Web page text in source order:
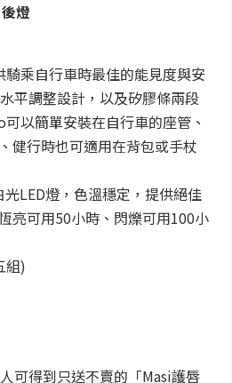
燈
乘自行車時最佳的能見度與安
平調整設計，以及矽膠條兩段
以簡單安裝在自行車的座管、
健行時也可適用在背包或手杖
LED燈，色溫穩定，提供絕佳
亮可用50小時、閃爍可用100小
組)
可得到只送不賣的「Masi護唇